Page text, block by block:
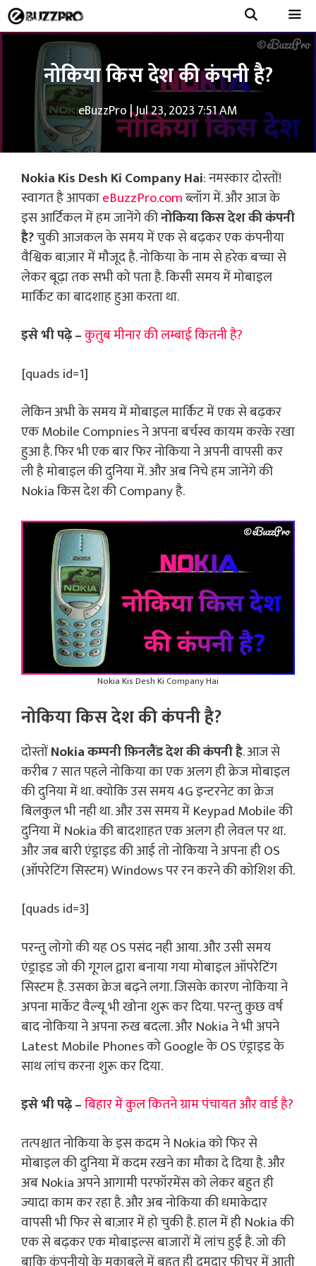
Skip
to
content
Menu
नोकिया किस देश की कंपनी है?
eBuzzPro|Jul 23, 2023 7:51 AM
Nokia Kis Desh Ki Company Hai: नमस्कार दोस्तों!
स्वागत है आपकाeBuzzPro.comब्लॉग में. और आज के
इस आर्टिकल में हम जानेंगे कीनोकिया किस देश की कंपनी
है?चुकी आजकल के समय में एक से बढ़कर एक कंपनीया
वैश्विक बाज़ार में मौजूद है. नोकिया के नाम से हरेक बच्चा से
लेकर बूढ़ा तक सभी को पता है. किसी समय में मोबाइल
मार्किट का बादशाह हुआ करता था.
इसे भी पढ़े –कुतुब मीनार की लम्बाई कितनी है?
[quads id=1]
लेकिन अभी के समय में मोबाइल मार्किट में एक से बढ़कर
एक Mobile Compnies ने अपना बर्चस्व कायम करके रखा
हुआ है. फिर भी एक बार फिर नोकिया ने अपनी वापसी कर
ली है मोबाइल की दुनिया में. और अब निचे हम जानेंगे की
Nokia किस देश की Company है.
Nokia Kis Desh Ki Company Hai
नोकिया किस देश की कंपनी है?
दोस्तोंNokia कम्पनी फ़िनलैंड देश की कंपनी है. आज से
करीब 7 सात पहले नोकिया का एक अलग ही क्रेज मोबाइल
की दुनिया में था. क्योकि उस समय 4G इन्टरनेट का क्रेज
बिलकुल भी नही था. और उस समय में Keypad Mobile की
दुनिया में Nokia की बादशाहत एक अलग ही लेवल पर था.
और जब बारी एंड्राइड की आई तो नोकिया ने अपना ही OS
(ऑपरेटिंग सिस्टम) Windows पर रन करने की कोशिश की.
[quads id=3]
परन्तु लोगो की यह OS पसंद नही आया. और उसी समय
एंड्राइड जो की गूगल द्वारा बनाया गया मोबाइल ऑपरेटिंग
सिस्टम है. उसका क्रेज बढ़ने लगा. जिसके कारण नोकिया ने
अपना मार्केट वैल्यू भी खोना शुरू कर दिया. परन्तु कुछ वर्ष
बाद नोकिया ने अपना रुख बदला. और Nokia ने भी अपने
Latest Mobile Phones को Google के OS एंड्राइड के
साथ लांच करना शुरू कर दिया.
इसे भी पढ़े –बिहार में कुल कितने ग्राम पंचायत और वार्ड है?
तत्पश्चात नोकिया के इस कदम ने Nokia को फिर से
मोबाइल की दुनिया में कदम रखने का मौका दे दिया है. और
अब Nokia अपने आगामी परफॉरमेंस को लेकर बहुत ही
ज्यादा काम कर रहा है. और अब नोकिया की धमाकेदार
वापसी भी फिर से बाज़ार में हो चुकी है. हाल में ही Nokia की
एक से बढ़कर एक मोबाइल्स बाजारों में लांच हुई है. जो की